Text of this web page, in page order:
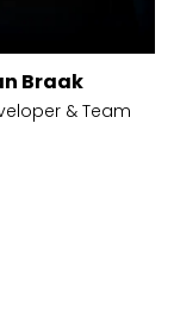
Braak
& Team